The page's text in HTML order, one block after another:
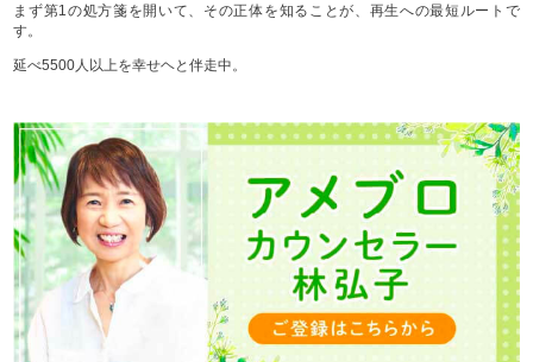
まず第1の処方箋を開いて、その正体を知ることが、再生への最短ルートで
す。
延べ5500人以上を幸せヘと伴走中。